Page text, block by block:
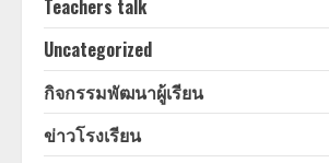
Teachers talk
Uncategorized
กิจกรรมพัฒนาผู้เรียน
ข่าวโรงเรียน